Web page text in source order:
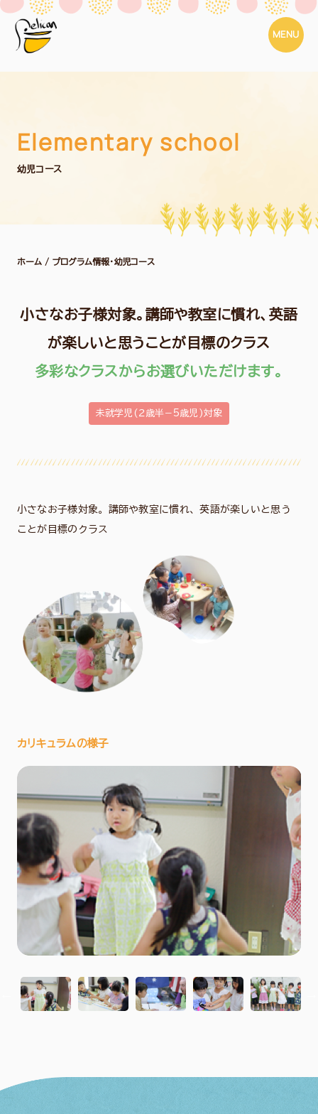
MENU
Elementary school
幼児コース
ホーム / プログラム情報・幼児コース
小さなお子様対象。講師や教室に慣れ、英語
が楽しいと思うことが目標のクラス
多彩なクラスからお選びいただけます。
未就学児(２歳半−5歳児)対象
小さなお子様対象。講師や教室に慣れ、英語が楽しいと思う
ことが目標のクラス
カリキュラムの様子